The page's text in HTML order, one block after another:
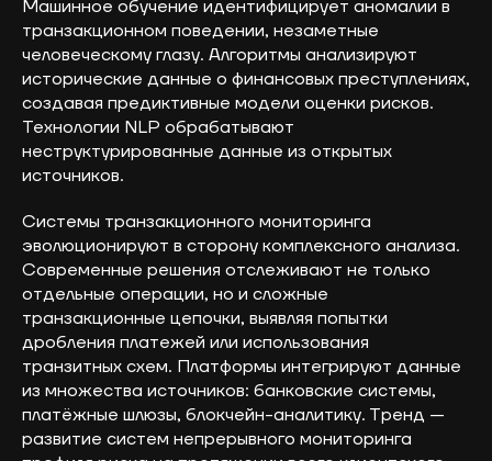
Машинное обучение идентифицирует аномалии в
транзакционном поведении, незаметные
человеческому глазу. Алгоритмы анализируют
исторические данные о финансовых преступлениях,
создавая предиктивные модели оценки рисков.
Технологии NLP обрабатывают
неструктурированные данные из открытых
источников.
Системы транзакционного мониторинга
эволюционируют в сторону комплексного анализа.
Современные решения отслеживают не только
отдельные операции, но и сложные
транзакционные цепочки, выявляя попытки
дробления платежей или использования
транзитных схем. Платформы интегрируют данные
из множества источников: банковские системы,
платёжные шлюзы, блокчейн-аналитику. Тренд —
развитие систем непрерывного мониторинга